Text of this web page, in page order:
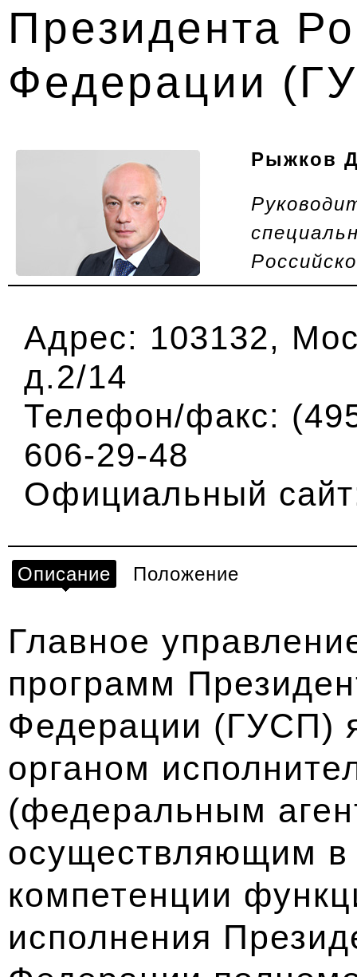
Президента
Федерации
Рыжков
Адрес: 103132,
д.2/14
Телефон/факс:
606-29-48
Официальный
Описание Положение
Главное
программ
Федерации (ГУСП)
органом
(федеральным
осуществляющим в
компетенции
исполнения